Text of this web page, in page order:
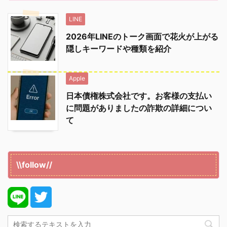
LINE
2026年LINEのトーク画面で花火が上がる
隠しキーワードや種類を紹介
Apple
日本債権株式会社です。お客様の支払い
に問題がありましたの詐欺の詳細につい
て
\\follow//